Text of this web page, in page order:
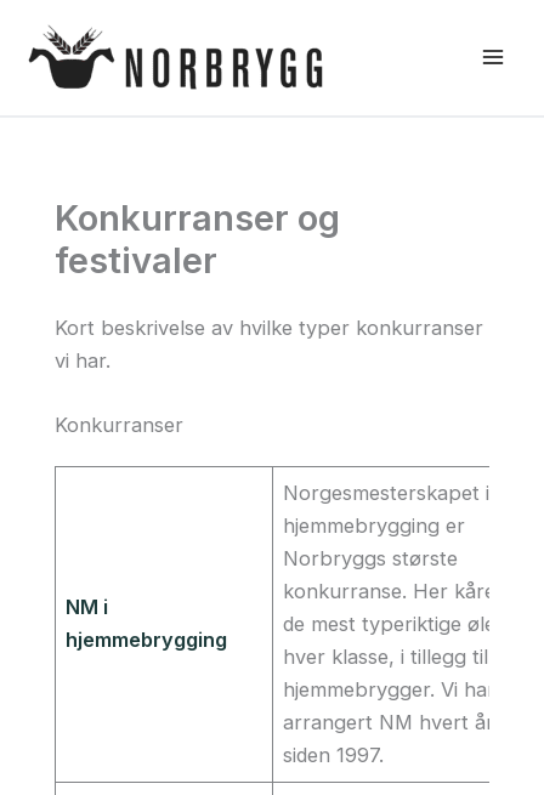
rett
Konkurranser og
festivaler
Kort beskrivelse av hvilke typer konkurranser
vi har.
Konkurranser
NM i
hjemmebrygging
Norgesmesterskapet i
hjemmebrygging er
Norbryggs største
konkurranse. Her kårer vi
de mest typeriktige ølene i
hver klasse, i tillegg til Årets
hjemmebrygger. Vi har
arrangert NM hvert år
siden 1997.